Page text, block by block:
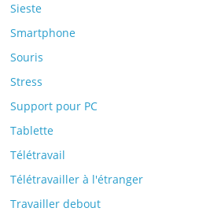
Sieste
Smartphone
Souris
Stress
Support pour PC
Tablette
Télétravail
Télétravailler à l'étranger
Travailler debout